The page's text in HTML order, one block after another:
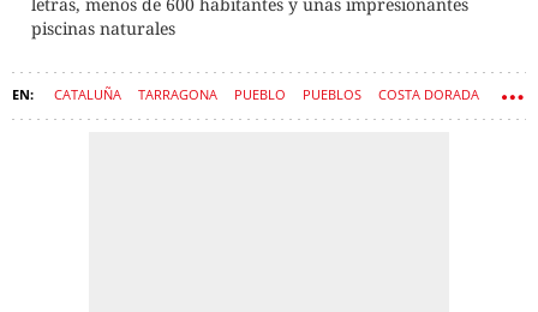
piscinas naturales
CATALUÑA TARRAGONA PUEBLO PUEBLOS COSTA DORADA